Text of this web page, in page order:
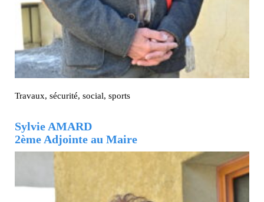
Travaux, sécurité, social, sports
Sylvie AMARD
2ème Adjointe au Maire